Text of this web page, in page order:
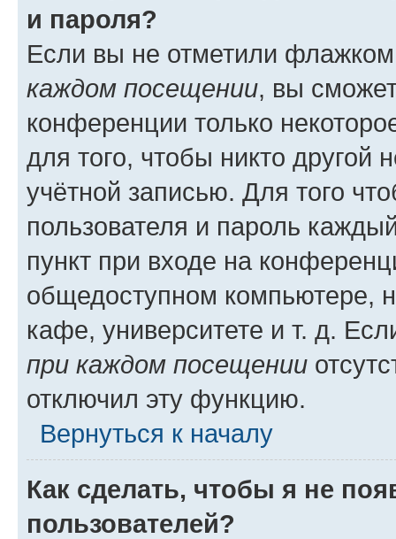
и пароля?
Если вы не отметили
каждом посещении, вы
конференции только
для того, чтобы никто другой
учётной записью. Для того
пользователя и пароль
пункт при входе на
общедоступном компьютере,
кафе, университете и т. д.
при каждом посещении
отключил эту функцию.
Вернуться к началу
Как сделать, чтобы я не
пользователей?